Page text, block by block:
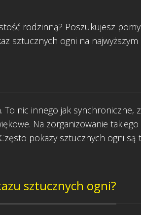
rodzinną? Poszukujesz
sztucznych ogni na najwyższym
nic innego jak synchroniczne,
Na zorganizowanie
pokazy sztucznych ogni są
sztucznych ogni?